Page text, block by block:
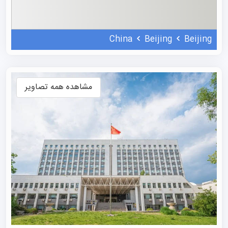
اما BJFU در سطح ملی و بین‌المللی به دلیل نقش برجسته‌اش
شده است.
رشته های دانشگاه BJFU
دانشگاه در حال حاضر ۵۷ رشته در مقطع کارشناسی ارائه
رشته دکتری است. BFU با تکیه بر پایه‌های علمی قوی در حوزه
زیست‌شناسی و بوم‌شناسی، به‌عنوان یک دانشگاه کلیدی ملی
شناخته می‌شود که در کنار تمرکز بر توسعه متوازن و هماهنگ در
رشته‌هایی چون کشاورزی، علوم پایه، مهندسی، مدیریت،
اقتصاد، حقوق، فلسفه، آموزش و هنر، مخصوصا به رشته‌های
China Beijing Beijing
مشاهده همه تصاویر